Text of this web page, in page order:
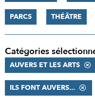
PARCS THÉÂTRE
Catégories
AUVERS ET LES ARTS
ILS FONT AUVERS...